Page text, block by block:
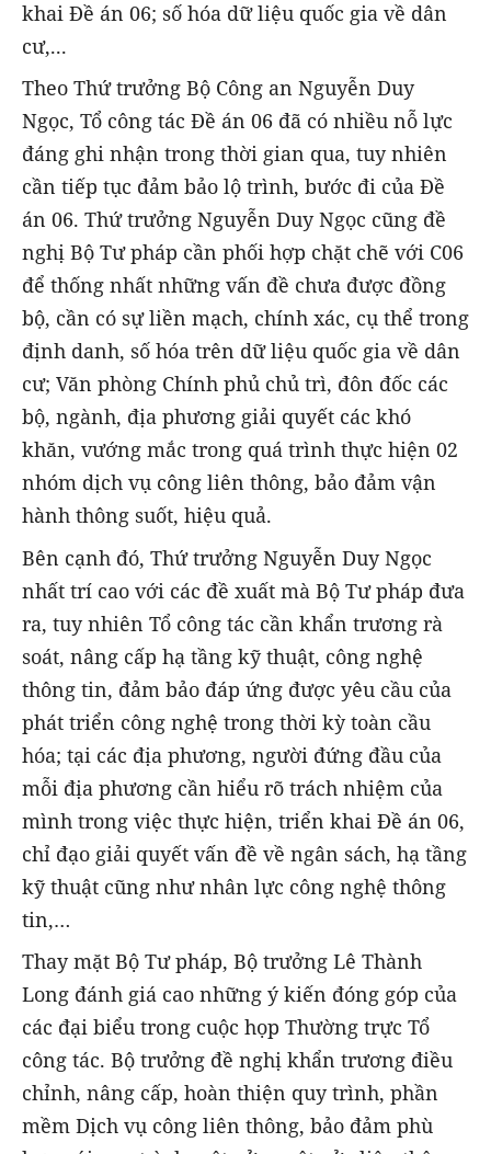
khai Đề án 06; số hóa dữ liệu quốc gia về dân
cư,...
Theo Thứ trưởng Bộ Công an Nguyễn Duy
Ngọc, Tổ công tác Đề án 06 đã có nhiều nỗ lực
đáng ghi nhận trong thời gian qua, tuy nhiên
cần tiếp tục đảm bảo lộ trình, bước đi của Đề
án 06. Thứ trưởng Nguyễn Duy Ngọc cũng đề
nghị Bộ Tư pháp cần phối hợp chặt chẽ với C06
để thống nhất những vấn đề chưa được đồng
bộ, cần có sự liền mạch, chính xác, cụ thể trong
định danh, số hóa trên dữ liệu quốc gia về dân
cư; Văn phòng Chính phủ chủ trì, đôn đốc các
bộ, ngành, địa phương giải quyết các khó
khăn, vướng mắc trong quá trình thực hiện 02
nhóm dịch vụ công liên thông, bảo đảm vận
hành thông suốt, hiệu quả.
Bên cạnh đó, Thứ trưởng Nguyễn Duy Ngọc
nhất trí cao với các đề xuất mà Bộ Tư pháp đưa
ra, tuy nhiên Tổ công tác cần khẩn trương rà
soát, nâng cấp hạ tầng kỹ thuật, công nghệ
thông tin, đảm bảo đáp ứng được yêu cầu của
phát triển công nghệ trong thời kỳ toàn cầu
hóa; tại các địa phương, người đứng đầu của
mỗi địa phương cần hiểu rõ trách nhiệm của
mình trong việc thực hiện, triển khai Đề án 06,
chỉ đạo giải quyết vấn đề về ngân sách, hạ tầng
kỹ thuật cũng như nhân lực công nghệ thông
tin,…
Thay mặt Bộ Tư pháp, Bộ trưởng Lê Thành
Long đánh giá cao những ý kiến đóng góp của
các đại biểu trong cuộc họp Thường trực Tổ
công tác. Bộ trưởng đề nghị khẩn trương điều
chỉnh, nâng cấp, hoàn thiện quy trình, phần
mềm Dịch vụ công liên thông, bảo đảm phù